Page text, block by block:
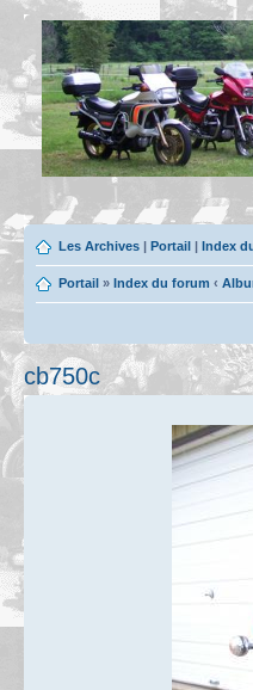
Les Archives | Portail | Index
Portail » Index du forum ‹
cb750c